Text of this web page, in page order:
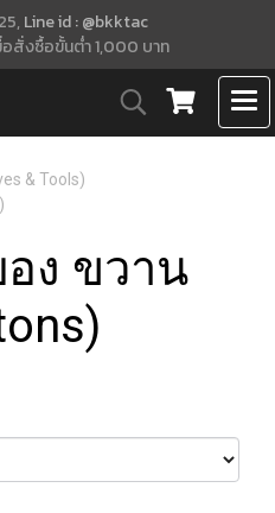
Line id : @bkktac
อสั่งซื้อขั้นต่ำ 1,000 บาท
& Tools)
ง ขวาน